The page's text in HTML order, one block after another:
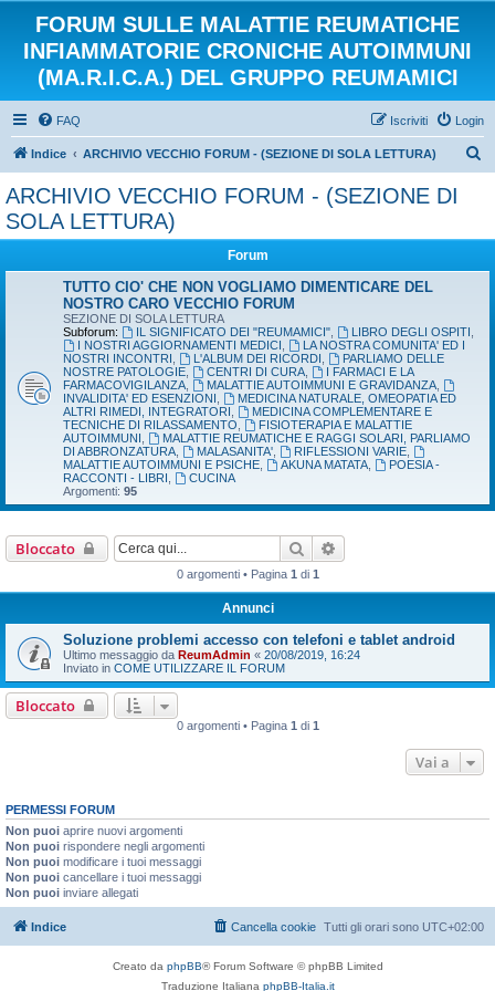
FORUM SULLE MALATTIE REUMATICHE
INFIAMMATORIE CRONICHE AUTOIMMUNI
(MA.R.I.C.A.) DEL GRUPPO REUMAMICI
FAQ Login
Iscriviti
Indice ARCHIVIO VECCHIO FORUM - (SEZIONE DI SOLA LETTURA)
ARCHIVIO VECCHIO FORUM - (SEZIONE DI
SOLA LETTURA)
Forum
TUTTO CIO' CHE NON VOGLIAMO DIMENTICARE DEL
NOSTRO CARO VECCHIO FORUM
SEZIONE DI SOLA LETTURA
Subforum:
IL SIGNIFICATO DEI "REUMAMICI", LIBRO DEGLI OSPITI
I NOSTRI AGGIORNAMENTI MEDICI
LA NOSTRA COMUNITA' ED I
NOSTRI INCONTRI
L'ALBUM DEI RICORDI
PARLIAMO DELLE
NOSTRE PATOLOGIE
CENTRI DI CURA,
I FARMACI E LA
FARMACOVIGILANZA
MALATTIE AUTOIMMUNI E GRAVIDANZA,
INVALIDITA' ED ESENZIONI
MEDICINA NATURALE, OMEOPATIA ED
ALTRI RIMEDI, INTEGRATORI
MEDICINA COMPLEMENTARE E
TECNICHE DI RILASSAMENTO
FISIOTERAPIA E MALATTIE
AUTOIMMUNI
MALATTIE REUMATICHE E RAGGI SOLARI, PARLIAMO
DI ABBRONZATURA
MALASANITA', RIFLESSIONI VARIE,
MALATTIE AUTOIMMUNI E PSICHE
AKUNA MATATA,
POESIA -
RACCONTI - LIBRI
CUCINA
Argomenti: 95
Bloccato Cerca
0 argomenti • Pagina 1 di 1
Annunci
Soluzione problemi accesso con telefoni e tablet android
Ultimo messaggio da ReumAdmin « 20/08/2019, 16:24
Inviato in COME UTILIZZARE IL FORUM
Bloccato
0 argomenti • Pagina 1 di 1
Vai a
PERMESSI FORUM
Non puoi aprire nuovi argomenti
Non puoi rispondere negli argomenti
Non puoi modificare i tuoi messaggi
Non puoi cancellare i tuoi messaggi
Non puoi inviare allegati
Indice Tutti gli orari sono UTC+02:00
Cancella cookie
Creato da phpBB® Forum Software © phpBB Limited
Traduzione Italiana phpBB-Italia.it